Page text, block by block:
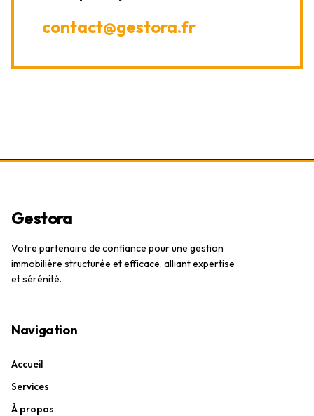
contact@gestora.fr
Gestora
Votre partenaire de confiance pour une gestion
immobilière structurée et efficace, alliant expertise
et sérénité.
Navigation
Accueil
Services
À propos